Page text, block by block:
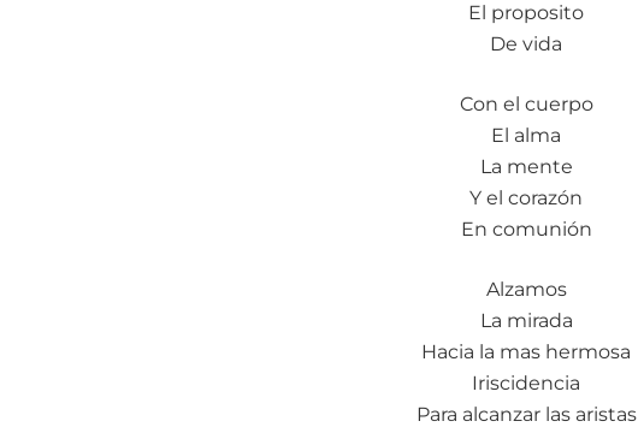
El proposito
De vida
Con el cuerpo
El alma
La mente
Y el corazón
En comunión
Alzamos
La mirada
Hacia la mas hermosa
Iriscidencia
Para alcanzar las aristas